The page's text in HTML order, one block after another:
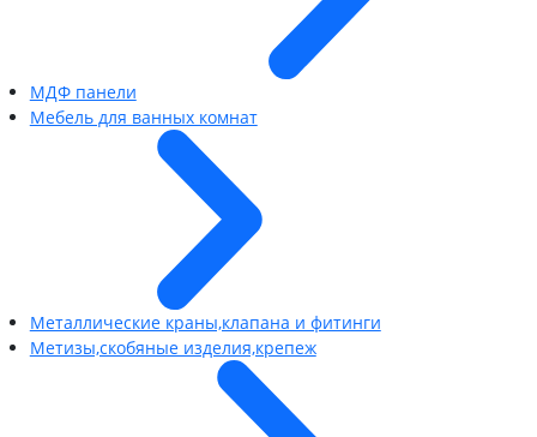
МДФ панели
Мебель для ванных комнат
Металлические краны,клапана и фитинги
Метизы,скобяные изделия,крепеж